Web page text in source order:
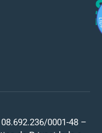
0001-48 –